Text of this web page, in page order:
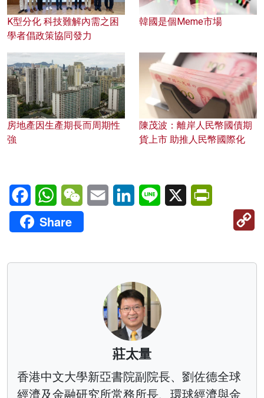
K型分化 科技難解內需之困
學者倡政策協同發力
韓國是個Meme市場
房地產因生產期長而周期性
強
陳茂波：離岸人民幣國債期
貨上市 助推人民幣國際化
FacebookWhatsAppWeChatEmail LinkedInLine X
Share
莊太量
香港中文大學新亞書院副院長、劉佐德全球
經濟及金融研究所常務所長、環球經濟與金